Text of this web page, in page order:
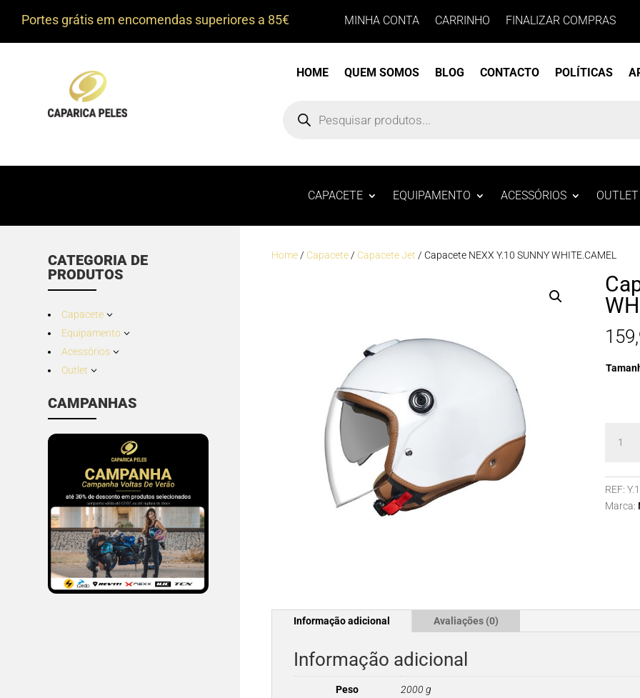
Portes grátis em encomendas superiores a 85€ MINHA CONTA CARRINHO FINALIZAR COMPRAS
HOME QUEM SOMOS BLOG CONTACTO POLÍTICAS
search
CAPACETE EQUIPAMENTO ACESSÓRIOS OUTLET
CATEGORIA DE
PRODUTOS
Capacete 3
Equipamento 3
Acessórios 3
Outlet 3
CAMPANHAS
Home / Capacete / Capacete Jet / Capacete NEXX Y.10 SUNNY WHITE.CAMEL
NEXX
Y.10
SUNNY
REF:
Marca:
Informação adicional Avaliações (0)
Informação adicional
Peso 2000 g